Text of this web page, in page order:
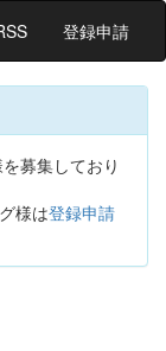
登録申請
募集しており
様は登録申請